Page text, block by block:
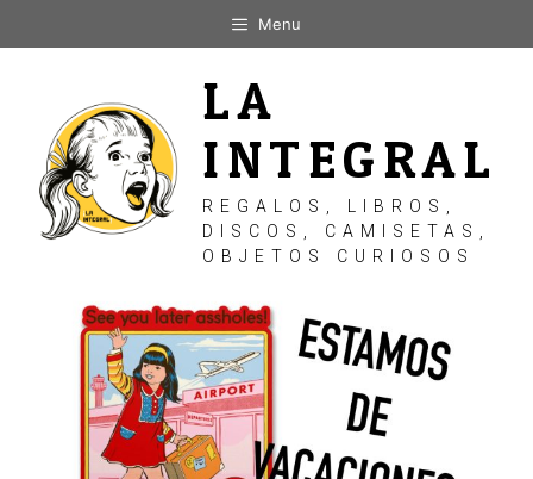
al
Menu
LA
INTEGRAL
REGALOS, LIBROS,
DISCOS, CAMISETAS,
OBJETOS CURIOSOS